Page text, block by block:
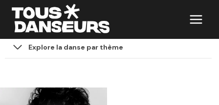
Aller
contenu
Explore la danse par thème